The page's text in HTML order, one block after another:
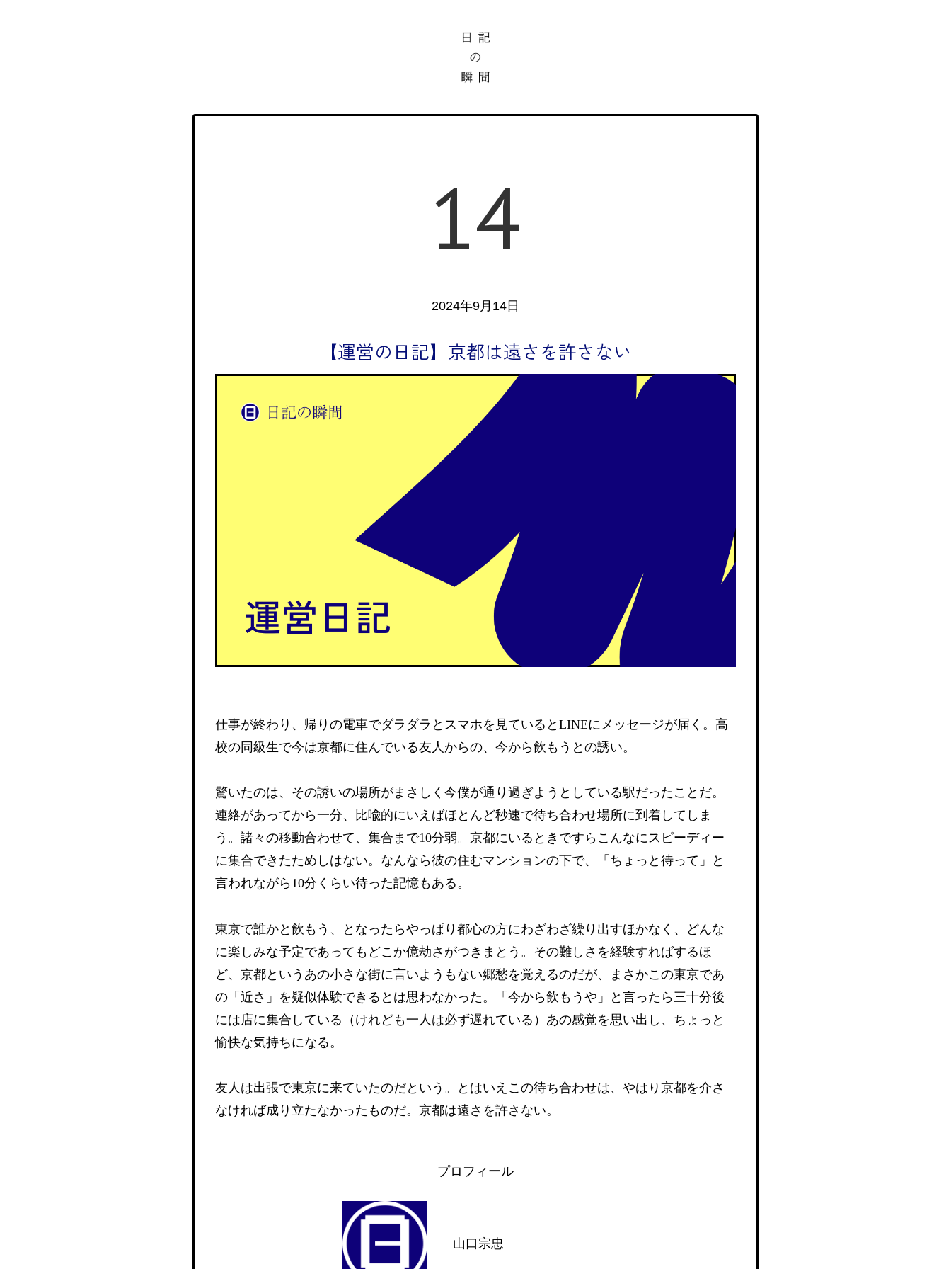
14
2024年9月14日
【運営の日記】京都は遠さを許さない
仕事が終わり、帰りの電車でダラダラとスマホを見ているとLINEにメッセージが届く。高
校の同級生で今は京都に住んでいる友人からの、今から飲もうとの誘い。
驚いたのは、その誘いの場所がまさしく今僕が通り過ぎようとしている駅だったことだ。
連絡があってから一分、比喩的にいえばほとんど秒速で待ち合わせ場所に到着してしま
う。諸々の移動合わせて、集合まで10分弱。京都にいるときですらこんなにスピーディー
に集合できたためしはない。なんなら彼の住むマンションの下で、「ちょっと待って」と
言われながら10分くらい待った記憶もある。
東京で誰かと飲もう、となったらやっぱり都心の方にわざわざ繰り出すほかなく、どんな
に楽しみな予定であってもどこか億劫さがつきまとう。その難しさを経験すればするほ
ど、京都というあの小さな街に言いようもない郷愁を覚えるのだが、まさかこの東京であ
の「近さ」を疑似体験できるとは思わなかった。「今から飲もうや」と言ったら三十分後
には店に集合している（けれども一人は必ず遅れている）あの感覚を思い出し、ちょっと
愉快な気持ちになる。
友人は出張で東京に来ていたのだという。とはいえこの待ち合わせは、やはり京都を介さ
なければ成り立たなかったものだ。京都は遠さを許さない。
プロフィール
山口宗忠